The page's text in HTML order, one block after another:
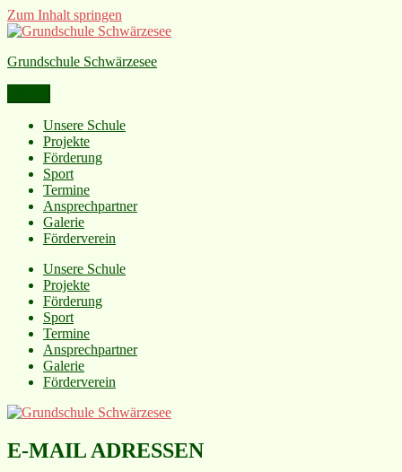
Zum Inhalt springen
Grundschule Schwärzesee
Unsere Schule
Projekte
Förderung
Sport
Termine
Ansprechpartner
Galerie
Förderverein
Unsere Schule
Projekte
Förderung
Sport
Termine
Ansprechpartner
Galerie
Förderverein
E-MAIL ADRESSEN